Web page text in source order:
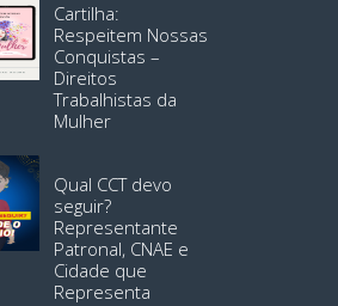
Cartilha:
Respeitem Nossas
Conquistas –
Direitos
Trabalhistas da
Mulher
Qual CCT devo
seguir?
Representante
Patronal, CNAE e
Cidade que
Representa